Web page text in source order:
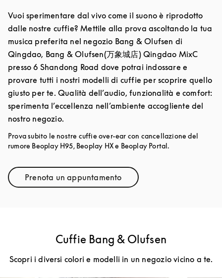
Vuoi sperimentare dal vivo come il suono è riprodotto
dalle nostre cuffie? Mettile alla prova ascoltando la tua
musica preferita nel negozio Bang & Olufsen di
Qingdao, Bang & Olufsen(万象城店) Qingdao MixC
presso 6 Shandong Road dove potrai indossare e
provare tutti i nostri modelli di cuffie per scoprire quello
giusto per te. Qualità dell’audio, funzionalità e comfort:
sperimenta l’eccellenza nell’ambiente accogliente del
nostro negozio.
Prova subito le nostre cuffie over-ear con cancellazione del
rumore Beoplay H95, Beoplay HX e Beoplay Portal.
Prenota un appuntamento
Link Opens in New Tab
Cuffie Bang & Olufsen
Scopri i diversi colori e modelli in un negozio vicino a te.